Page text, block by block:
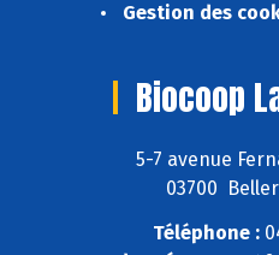
Gestion des
Biocoop
5-7 avenue
03700
Téléphone :